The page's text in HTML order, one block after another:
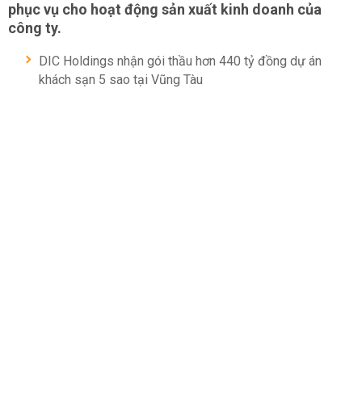
phục vụ cho hoạt động sản xuất kinh doanh của
công ty.
DIC Holdings nhận gói thầu hơn 440 tỷ đồng dự án
khách sạn 5 sao tại Vũng Tàu